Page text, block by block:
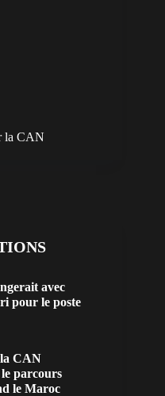
la CAN
avec
pour le poste
CAN
parcours
le Maroc